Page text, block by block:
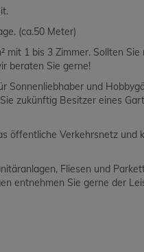
(ca.50 Meter)
mit 1 bis 3 Zimmer. Sollten Sie
beraten Sie gerne!
Sonnenliebhaber und
zukünftig Besitzer eines
öffentliche Verkehrsnetz und
Fliesen und
entnehmen Sie gerne der